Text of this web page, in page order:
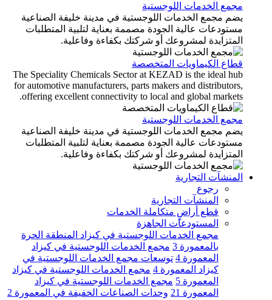
الخدمات اللوجستية
مجمع الخدمات اللوجستية في مدينة خليفة الصناعية
عالية الجودة مصممة بعناية لتلبية المتطلبات
لمشروعك أو شركتك بكفاءة وفاعلية.
الكيماويات المتخصصة
The Speciality Chemicals Sector at KEZAD is the ideal
for automotive manufacturers, parts makers and
offering excellent connectivity to local and global
الخدمات اللوجستية
مجمع الخدمات اللوجستية في مدينة خليفة الصناعية
عالية الجودة مصممة بعناية لتلبية المتطلبات
لمشروعك أو شركتك بكفاءة وفاعلية.
التجارية
المنشآت التجارية
قطع أراضٍ متكاملة الخدمات
المستودعات الجاهزة
مجمع الخدمات اللوجستية في كيزاد المنطقة الحرة
بالمعمورة 3
مجمع الخدمات اللوجستية في كيزاد
المعمورة 4
توسعات مجمع الخدمات اللوجستية في
كيزاد المعمورة 4
مجمع الخدمات اللوجستية في كيزاد
المعمورة 5
مجمع الخدمات اللوجستية في كيزاد
المعمورة 21
وحدات الصناعات الخفيفة في المعمورة 2